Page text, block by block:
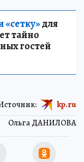
для
тайно
гостей
Ольга ДАНИЛОВА
kp.ru